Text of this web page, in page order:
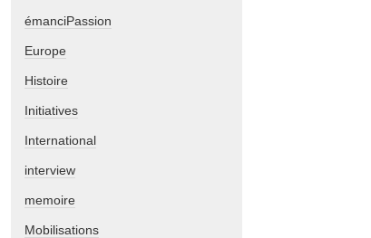
émanciPassion
Europe
Histoire
Initiatives
International
interview
memoire
Mobilisations